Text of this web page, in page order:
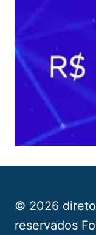
© 2026
reservados